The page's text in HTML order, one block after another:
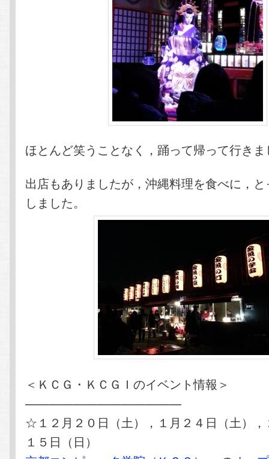
ほとんど笑うことなく，踊って帰って行き
出店もありましたが，沖縄料理を食べに，
しました。
＜ＫＣＧ・ＫＣＧＩのイベント情報＞
—————————————
☆１２月２０日（土），１月２４日（土）
１５日（日）